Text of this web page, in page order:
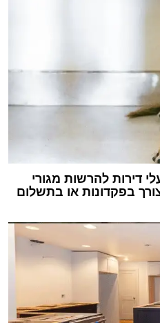
דירות להרשות מגורי
בפקדונות או בתשלום